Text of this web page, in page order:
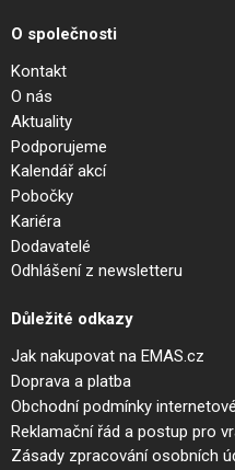
O společnosti
Kontakt
O nás
Aktuality
Podporujeme
Kalendář akcí
Pobočky
Kariéra
Dodavatelé
Odhlášení z newsletteru
Důležité odkazy
Jak nakupovat na EMAS.cz
Doprava a platba
Obchodní podmínky
Reklamační řád a postup pro
Zásady zpracování osobních